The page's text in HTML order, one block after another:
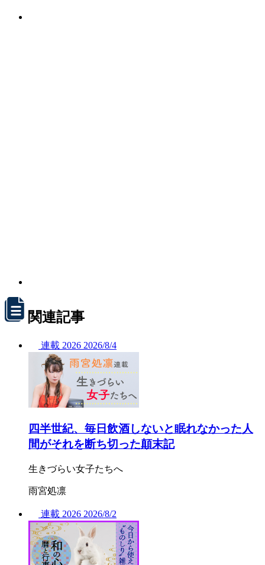
関連記事
連載 2026 2026/8/4
四半世紀、毎日飲酒しないと眠れなかった人
間がそれを断ち切った顛末記
生きづらい女子たちへ
雨宮処凛
連載 2026 2026/8/2